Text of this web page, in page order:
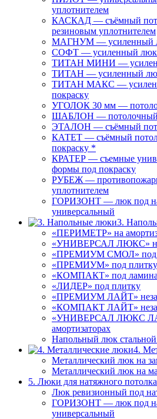
уплотнителем
КАСКАД — съёмный
резиновым уплотнителем
МАГНУМ — усиленный
СОФТ — усиленный люк-
ТИТАН МИНИ —
ТИТАН — усиленный
ТИТАН МАКС —
покраску
УГОЛОК 30 мм —
ШАБЛОН —
ЭТАЛОН — съёмный
КАТЕТ — съёмный
покраску *
КРАТЕР — съемные
формы под покраску
РУБЕЖ —
уплотнителем
ГОРИЗОНТ — люк под
универсальный
3.
«ПЕРИМЕТР» на
«УНИВЕРСАЛ ЛЮКС» на
«ПРЕМИУМ СМОЛ» под
«ПРЕМИУМ» под плитку
«КОМПАКТ» под
«ЛИДЕР» под плитку
«ПРЕМИУМ ЛАЙТ»
«КОМПАКТ ЛАЙТ»
«УНИВЕРСАЛ ЛЮКС
амортизаторах
Напольный люк
4.
Металлический люк на
Металлический люк на
5. Люки для натяжного потолка
Люк ревизионный под
ГОРИЗОНТ — люк под
универсальный